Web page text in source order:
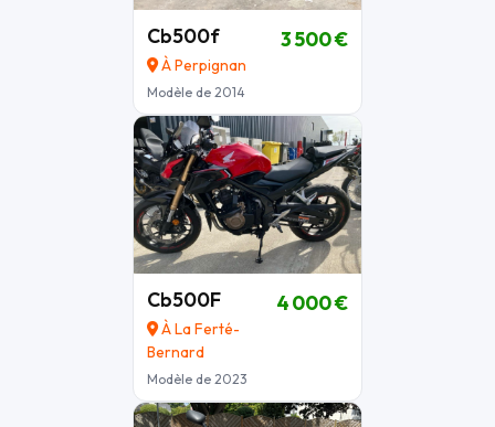
Cb500f
À Perpignan
Modèle de 2014
3 500 €
Cb500F
À La Ferté-
Bernard
Modèle de 2023
4 000 €